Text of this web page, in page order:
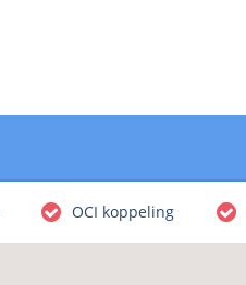
OCI koppeling